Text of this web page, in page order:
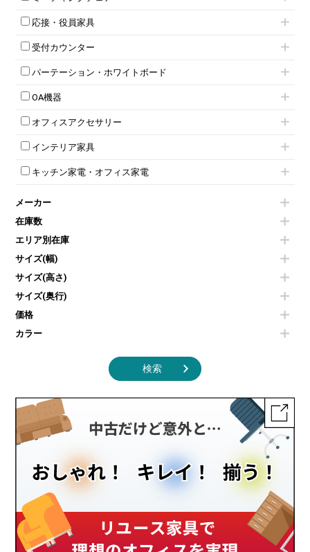
軽量ラック（スチールラック）
収納家具その他
両開書庫
ラテラル書庫
5人用ロッカー
8人用ロッカー
多人数ロッカー
ダイヤル錠ロッカー
ダイヤル錠ロッカー
ワードローブ・クローゼット
スタッキングテーブル
ネスティングテーブル
カウンターテーブル
T字脚テーブル
会議テーブルW1200～
会議テーブルW1800～
平行スタックテーブル
会議テーブルその他
キャスター付きミーティングチェア
スタッキングミーティングチェア
テーブル付きミーティングチェア
折りたたみミーティングチェア
ハイチェア
ミーティングチェアその他
応接・役員家具
応接セット
応接ソファ
応接チェア
応接・役員家具その他
受付カウンター
ハイカウンター
ローカウンター
ラウンジカウンター
パーテーション・ホワイトボード
パーテーション
自立タイプパーテーション
パーテーションその他
壁掛けホワイトボード
ホワイトボードその他
OA機器
電話機（ビジネスフォン）
シュレッダー
スクリーン
その他OA機器
オフィスアクセサリー
チェア用台車
演台・講演台・演説台
防音パネル
コートハンガー・ポールハンガー
傘立て
食器棚・キッチンキャビネット
カタログスタンド
オフィスアクセサリーその他
インテリア家具
モールドチェア
ダイニングチェア
カウンターテーブル
センターテーブル・サイドテーブル
ベンチ・スツール
ソファ
シェルフ
ダストボックス（ゴミ箱）
インテリア家具その他
キッチン家電・オフィス家電
冷蔵庫・洗濯機
空気清浄機・加湿器
液晶テレビ・モニター類
エアコン
照明機器
掃除機
季節家電
メーカー
在庫数
エリア別在庫
サイズ(幅)
サイズ(高さ)
サイズ(奥行)
価格
カラー
検索